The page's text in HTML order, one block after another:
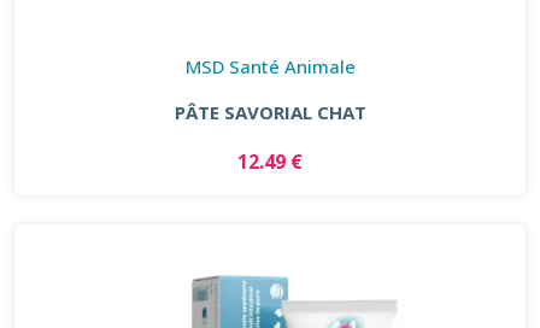
MSD Santé Animale
PÂTE SAVORIAL CHAT
12.49 €